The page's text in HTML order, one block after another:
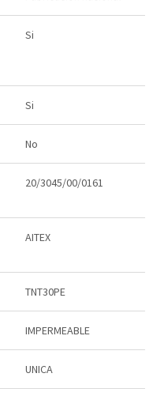
Si
Si
No
20/3045/00/0161
AITEX
TNT30PE
IMPERMEABLE
UNICA